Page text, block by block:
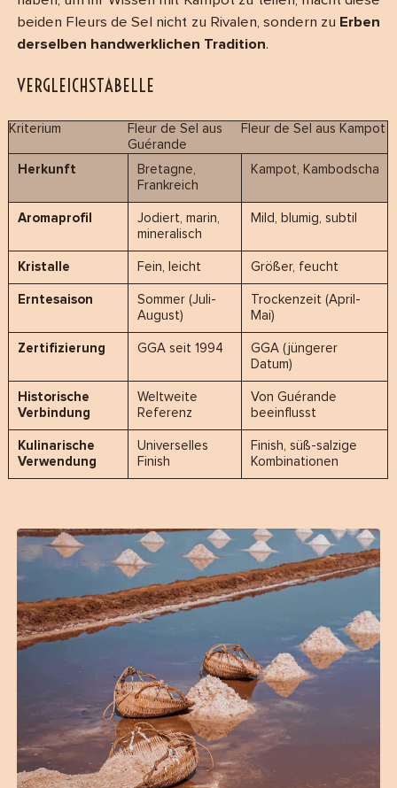
beiden Fleurs de Sel nicht zu Rivalen, sondern zu Erben
derselben handwerklichen Tradition.
VERGLEICHSTABELLE
Kriterium
Fleur de Sel aus
Guérande
Fleur de Sel aus Kampot
Herkunft
Bretagne,
Frankreich
Kampot, Kambodscha
Aromaprofil
Jodiert, marin,
mineralisch
Mild, blumig, subtil
Kristalle Fein, leicht Größer, feucht
Erntesaison
Sommer (Juli-
August)
Trockenzeit (April-
Mai)
Zertifizierung GGA seit 1994
GGA (jüngerer
Datum)
Historische
Verbindung
Weltweite
Referenz
Von Guérande
beeinflusst
Kulinarische
Verwendung
Universelles
Finish
Finish, süß-salzige
Kombinationen